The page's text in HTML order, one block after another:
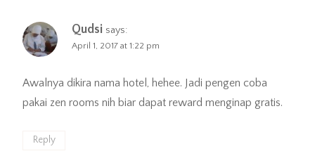
Qudsi says:
April 1, 2017 at 1:22 pm
Awalnya dikira nama hotel, hehee. Jadi pengen coba
pakai zen rooms nih biar dapat reward menginap gratis.
Reply